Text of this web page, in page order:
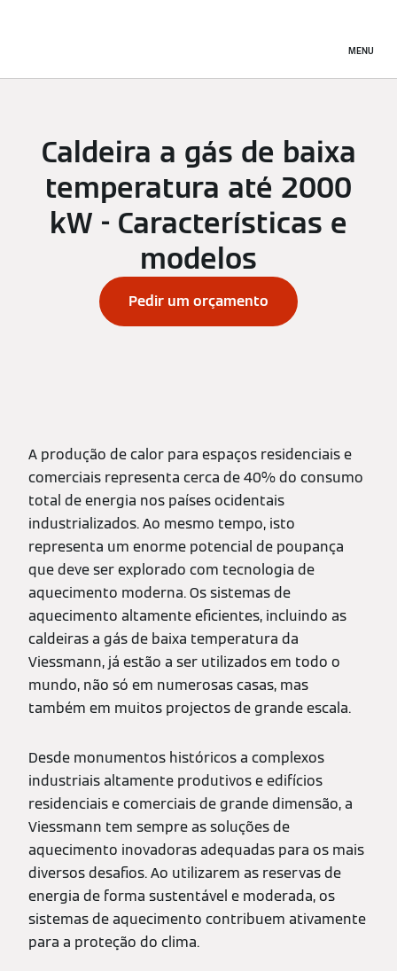
MENU
Caldeira a gás de baixa
temperatura até 2000
kW - Características e
modelos
Pedir um orçamento
A produção de calor para espaços residenciais e
comerciais representa cerca de 40% do consumo
total de energia nos países ocidentais
industrializados. Ao mesmo tempo, isto
representa um enorme potencial de poupança
que deve ser explorado com tecnologia de
aquecimento moderna. Os sistemas de
aquecimento altamente eficientes, incluindo as
caldeiras a gás de baixa temperatura da
Viessmann, já estão a ser utilizados em todo o
mundo, não só em numerosas casas, mas
também em muitos projectos de grande escala.
Desde monumentos históricos a complexos
industriais altamente produtivos e edifícios
residenciais e comerciais de grande dimensão, a
Viessmann tem sempre as soluções de
aquecimento inovadoras adequadas para os mais
diversos desafios. Ao utilizarem as reservas de
energia de forma sustentável e moderada, os
sistemas de aquecimento contribuem ativamente
para a proteção do clima.